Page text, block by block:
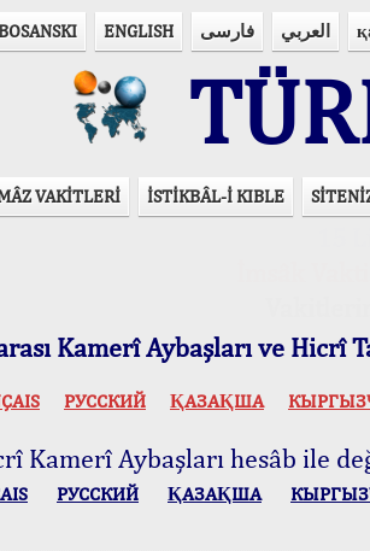
BOSANSKI ENGLISH فارسی العربي
VAKİTLERİ İSTİKBÂL-İ KIBLE
Kamerî Aybaşları ve Hicrî
РУССКИЙ ҚАЗАҚША
Kamerî Aybaşları hesâb ile
РУССКИЙ ҚАЗАҚША